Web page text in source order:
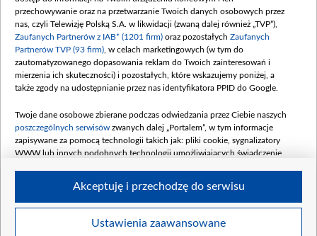
Dofinansowanie 48 862 000,00 PLN
Data podpisania umowy: GRUDZIEŃ 2025
(wpłata grudzień 60,548 mln)
Dofinansowanie 900 000 000,00 PLN
Data podpisania umowy: LUTY 2026 (wpłata
kwiecień 180 mln, 7 maja 180 mln, 8
czerwca 90 mln)
Dofinansowanie 250 000 000,00 PLN
4 sierpnia 250 mln
przechowywanie oraz na przetwarzanie Twoich danych osobowych przez
nas, czyli Telewizję Polską S.A. w likwidacji (zwaną dalej również „TVP”),
Zaufanych Partnerów z IAB* (1201 firm) oraz pozostałych Zaufanych
Partnerów TVP (93 firm) , w celach marketingowych (w tym do
zautomatyzowanego dopasowania reklam do Twoich zainteresowań i
mierzenia ich skuteczności) i pozostałych, które wskazujemy poniżej, a
także zgody na udostępnianie przez nas identyfikatora PPID do Google.
Twoje dane osobowe zbierane podczas odwiedzania przez Ciebie naszych
poszczególnych serwisów zwanych dalej „Portalem”, w tym informacje
zapisywane za pomocą technologii takich jak: pliki cookie, sygnalizatory
WWW lub innych podobnych technologii umożliwiających świadczenie
Twoje dane osobowe zbierane podczas odwiedzania przez Ciebie
Ustawienia zaawansowane
Akceptuję i przechodzę do serwisu